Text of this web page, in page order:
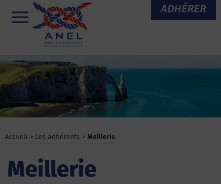
ADHÉRER
Menu
Accueil > Les adhérents > Meillerie
Meillerie